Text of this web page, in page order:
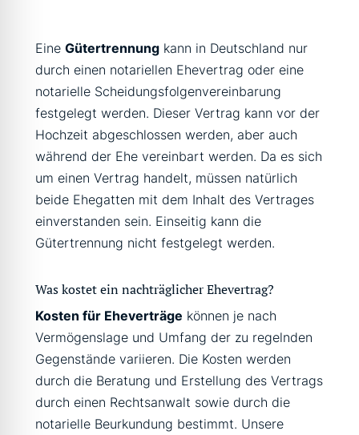
EineGütertrennung kann in Deutschland nur
durch einen notariellen Ehevertrag oder eine
notarielle Scheidungsfolgenvereinbarung
festgelegt werden. Dieser Vertrag kann vor der
Hochzeit abgeschlossen werden, aber auch
während der Ehe vereinbart werden. Da es sich
um einen Vertrag handelt, müssen natürlich
beide Ehegatten mit dem Inhalt des Vertrages
einverstanden sein. Einseitig kann die
Gütertrennung nicht festgelegt werden.
Was kostet ein nachträglicher Ehevertrag?
Kosten für Eheverträge können je nach
Vermögenslage und Umfang der zu regelnden
Gegenstände variieren. Die Kosten werden
durch die Beratung und Erstellung des Vertrags
durch einen Rechtsanwalt sowie durch die
notarielle Beurkundung bestimmt. Unsere